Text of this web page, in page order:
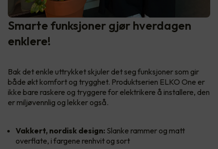
Smarte funksjoner gjør hverdagen
enklere!
Bak det enkle uttrykket skjuler det seg funksjoner som gir
både økt komfort og trygghet. Produktserien ELKO One er
ikke bare raskere og tryggere for elektrikere å installere, den
er miljøvennlig og lekker også.
Vakkert, nordisk design: Slanke rammer og matt
overflate, i fargene renhvit og sort